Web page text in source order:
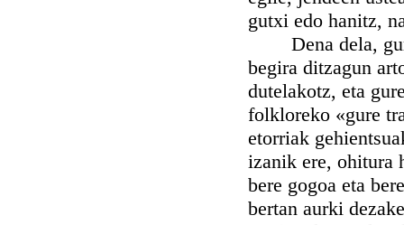
gutxi edo hanitz,
Dena dela, gure
begira ditzagun
dutelakotz, eta
folkloreko «gure
etorriak
izanik ere, ohitura
bere gogoa eta
bertan aurki